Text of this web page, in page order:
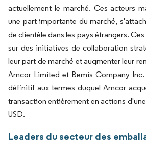
actuellement le marché. Ces acteurs
une part importante du marché,
de clientèle dans les pays étrangers.
sur des initiatives de collaboration
leur part de marché et augmenter leur
Amcor Limited et Bemis Company
définitif aux termes duquel Amcor
transaction entièrement en actions
USD.
Leaders du secteur des